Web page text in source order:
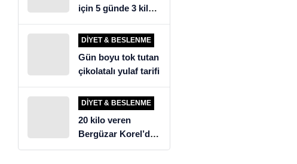
için 5 günde 3 kilo
verdiren detoks
tarifi!
DIYET & BESLENME
Gün boyu tok tutan
çikolatalı yulaf tarifi
DIYET & BESLENME
20 kilo veren
Bergüzar Korel’den
üzen diyet itirafı!